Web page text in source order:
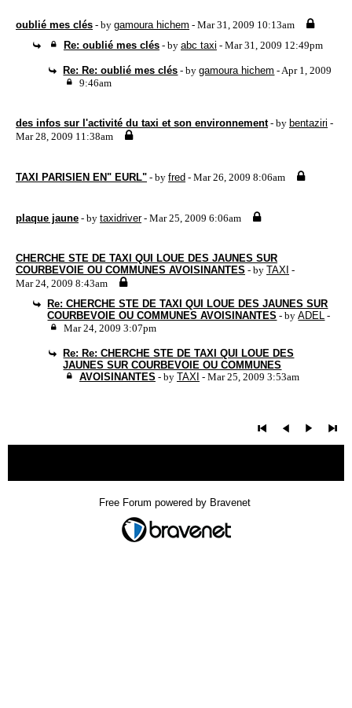
oublié mes clés - by gamoura hichem - Mar 31, 2009 10:13am
Re: oublié mes clés - by abc taxi - Mar 31, 2009 12:49pm
Re: Re: oublié mes clés - bygamoura hichem - Apr 1, 2009
9:46am
des infos sur l'activité du taxi et son environnement - by bentaziri -
Mar 28, 2009 11:38am
TAXI PARISIEN EN" EURL" - by fred - Mar 26, 2009 8:06am
plaque jaune - by taxidriver- Mar 25, 2009 6:06am
CHERCHE STE DE TAXI QUI LOUE DES JAUNES SUR
COURBEVOIE OU COMMUNES AVOISINANTES - by TAXI -
Mar 24, 2009 8:43am
Re: CHERCHE STE DE TAXI QUI LOUE DES JAUNES SUR
COURBEVOIE OU COMMUNES AVOISINANTES - byADEL -
Mar 24, 2009 3:07pm
Re: Re: CHERCHE STE DE TAXI QUI LOUE DES
JAUNES SUR COURBEVOIE OU COMMUNES
AVOISINANTES - by TAXI - Mar 25, 2009 3:53am
Free Forum powered by Bravenet